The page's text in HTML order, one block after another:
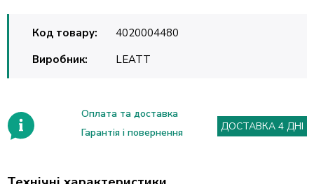
Код товару:
4020004480
Виробник:
LEATT
Оплата та доставка
Гарантія і повернення
ДОСТАВКА 4 ДНІ